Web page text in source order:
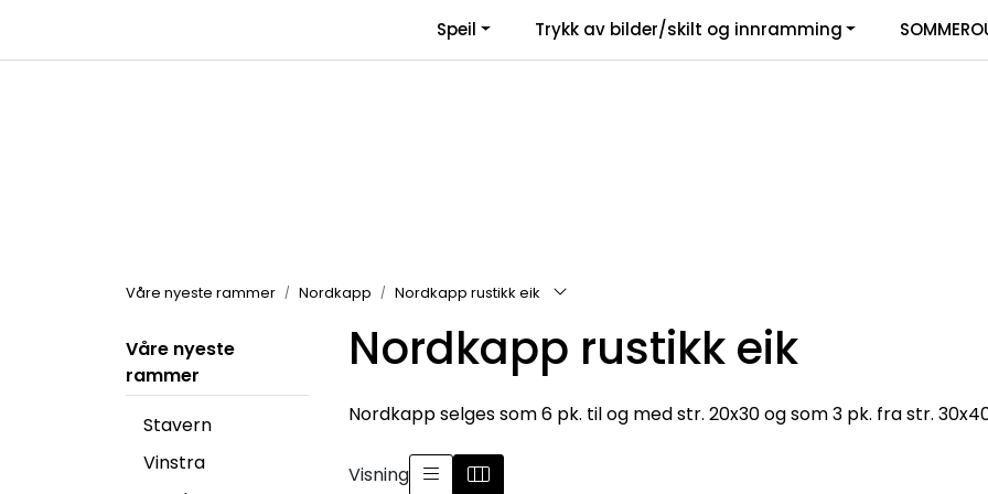
Speil Trykk av bilder/skilt og innramming
Våre nyeste rammer Nordkapp Nordkapp rustikk eik
Våre nyeste
rammer
Stavern
Vinstra
Nordkapp rustikk eik
Nordkapp selges som 6 pk. til og med str. 20x30 og som 3 pk. fra str.
Visning